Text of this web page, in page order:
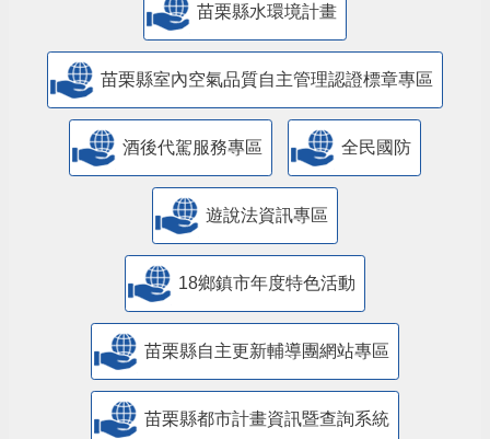
苗栗縣水環境計畫
苗栗縣室內空氣品質自主管理認證標章專區
酒後代駕服務專區 全民國防
遊說法資訊專區
18鄉鎮市年度特色活動
苗栗縣自主更新輔導團網站專區
苗栗縣都市計畫資訊暨查詢系統